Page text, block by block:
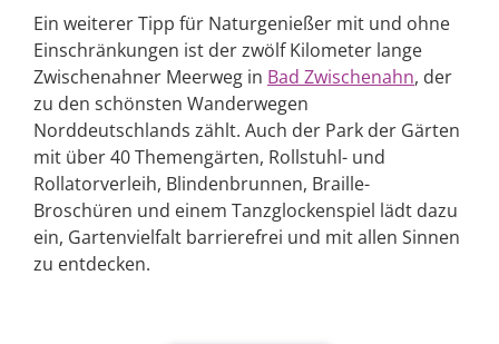
Ein weiterer Tipp für Naturgenießer mit und ohne
Einschränkungen ist der zwölf Kilometer lange
Zwischenahner Meerweg in Bad Zwischenahn, der
zu den schönsten Wanderwegen
Norddeutschlands zählt. Auch der Park der Gärten
mit über 40 Themengärten, Rollstuhl- und
Rollatorverleih, Blindenbrunnen, Braille-
Broschüren und einem Tanzglockenspiel lädt dazu
ein, Gartenvielfalt barrierefrei und mit allen Sinnen
zu entdecken.